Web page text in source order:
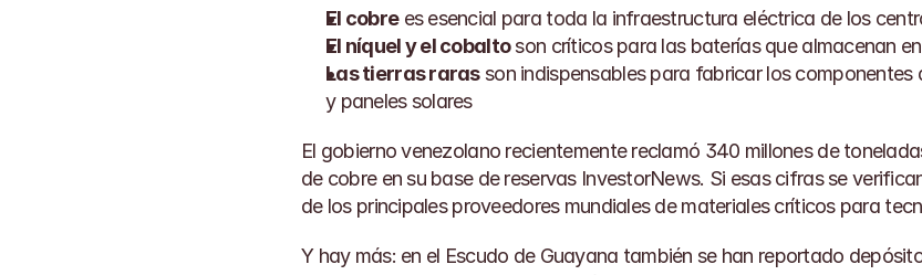
El cobre es esencial para toda la infraestructura eléctrica de los
El níquel y el cobalto son críticos para las baterías que almacenan
Las tierras raras son indispensables para fabricar los componentes
y paneles solares
El gobierno venezolano recientemente reclamó 340 millones de
de cobre en su base de reservas InvestorNews. Si esas cifras se
de los principales proveedores mundiales de materiales críticos para
Y hay más: en el Escudo de Guayana también se han reportado